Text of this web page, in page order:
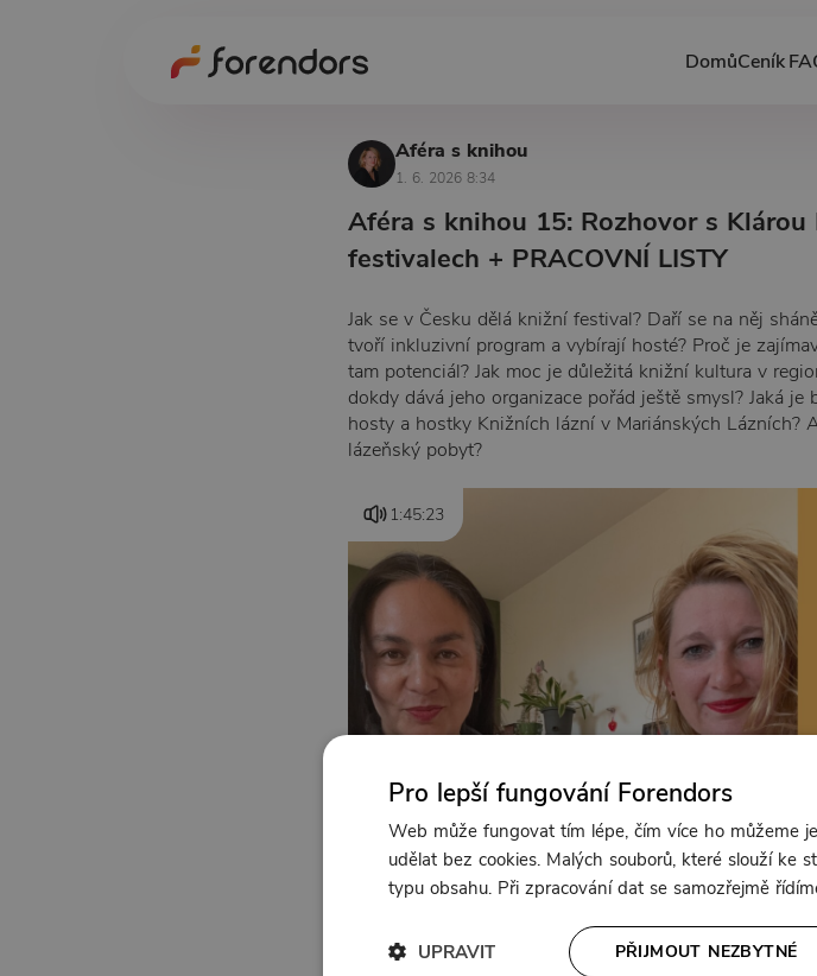
DomůCeník
Aféra s knihou
1. 6. 2026 8:34
Aféra s knihou 15: Rozhovor s
festivalech + PRACOVNÍ LISTY
Jak se v Česku dělá knižní festival? Daří se na něj
tvoří inkluzivní program a vybírají hosté? Proč je
tam potenciál? Jak moc je důležitá knižní kultura v
dokdy dává jeho organizace pořád ještě smysl? Jaká
hosty a hostky Knižních lázní v Mariánských Lázních?
lázeňský pobyt?
1:45:23
Pro lepší fungování Forendors
Web může fungovat tím lépe, čím více ho můžeme
udělat bez cookies. Malých souborů, které slouží ke
typu obsahu. Při zpracování dat se samozřejmě
PŘIJMOUT NEZBYTNÉ
UPRAVIT